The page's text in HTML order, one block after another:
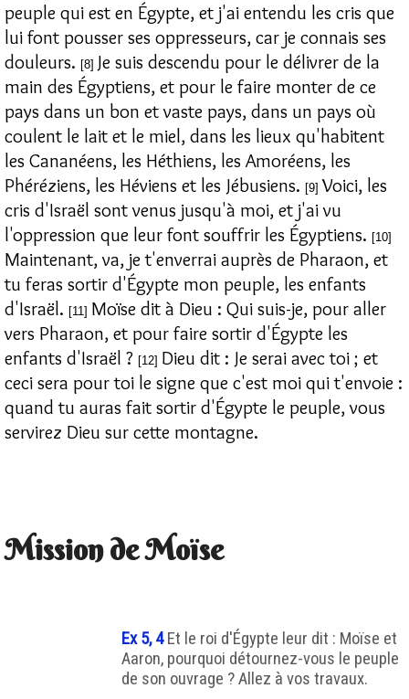
peuple qui est en Égypte, et j'ai entendu les cris que
lui font pousser ses oppresseurs, car je connais ses
douleurs. [8] Je suis descendu pour le délivrer de la
main des Égyptiens, et pour le faire monter de ce
pays dans un bon et vaste pays, dans un pays où
coulent le lait et le miel, dans les lieux qu'habitent
les Cananéens, les Héthiens, les Amoréens, les
Phéréziens, les Héviens et les Jébusiens. [9] Voici, les
cris d'Israël sont venus jusqu'à moi, et j'ai vu
l'oppression que leur font souffrir les Égyptiens. [10]
Maintenant, va, je t'enverrai auprès de Pharaon, et
tu feras sortir d'Égypte mon peuple, les enfants
d'Israël. [11] Moïse dit à Dieu : Qui suis-je, pour aller
vers Pharaon, et pour faire sortir d'Égypte les
enfants d'Israël ? [12] Dieu dit : Je serai avec toi ; et
ceci sera pour toi le signe que c'est moi qui t'envoie :
quand tu auras fait sortir d'Égypte le peuple, vous
servirez Dieu sur cette montagne.
Mission de Moïse
Ex 5, 4Et le roi d'Égypte leur dit : Moïse et
Aaron, pourquoi détournez-vous le peuple
de son ouvrage ? Allez à vos travaux.